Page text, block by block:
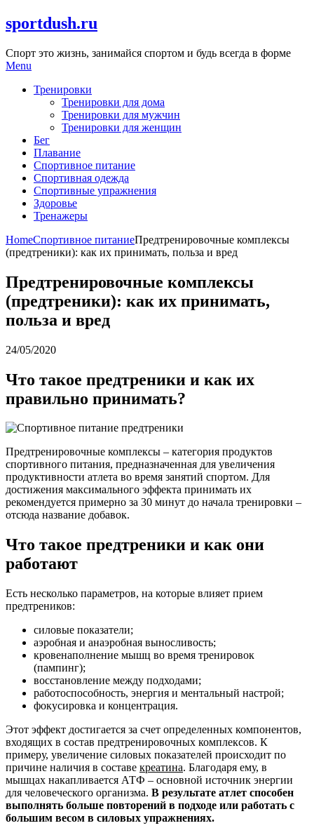
Skip
to
sportdush.ru
Спорт это жизнь, занимайся спортом и будь всегда в форме
Menu
Тренировки
Тренировки для дома
Тренировки для мужчин
Тренировки для женщин
Бег
Плавание
Спортивное питание
Спортивная одежда
Спортивные упражнения
Здоровье
Тренажеры
HomeСпортивное питаниеПредтренировочные комплексы
(предтреники): как их принимать, польза и вред
Предтренировочные комплексы
(предтреники): как их принимать,
польза и вред
24/05/2020
Что такое предтреники и как их
правильно принимать?
Предтренировочные комплексы – категория продуктов
спортивного питания, предназначенная для увеличения
продуктивности атлета во время занятий спортом. Для
достижения максимального эффекта принимать их
рекомендуется примерно за 30 минут до начала тренировки –
отсюда название добавок.
Что такое предтреники и как они
работают
Есть несколько параметров, на которые влияет прием
предтреников:
силовые показатели;
аэробная и анаэробная выносливость;
кровенаполнение мышц во время тренировок
(пампинг);
восстановление между подходами;
работоспособность, энергия и ментальный настрой;
фокусировка и концентрация.
Этот эффект достигается за счет определенных компонентов,
входящих в состав предтренировочных комплексов. К
примеру, увеличение силовых показателей происходит по
причине наличия в составе креатина. Благодаря ему, в
мышцах накапливается АТФ – основной источник энергии
для человеческого организма. В результате атлет способен
выполнять больше повторений в подходе или работать с
большим весом в силовых упражнениях.